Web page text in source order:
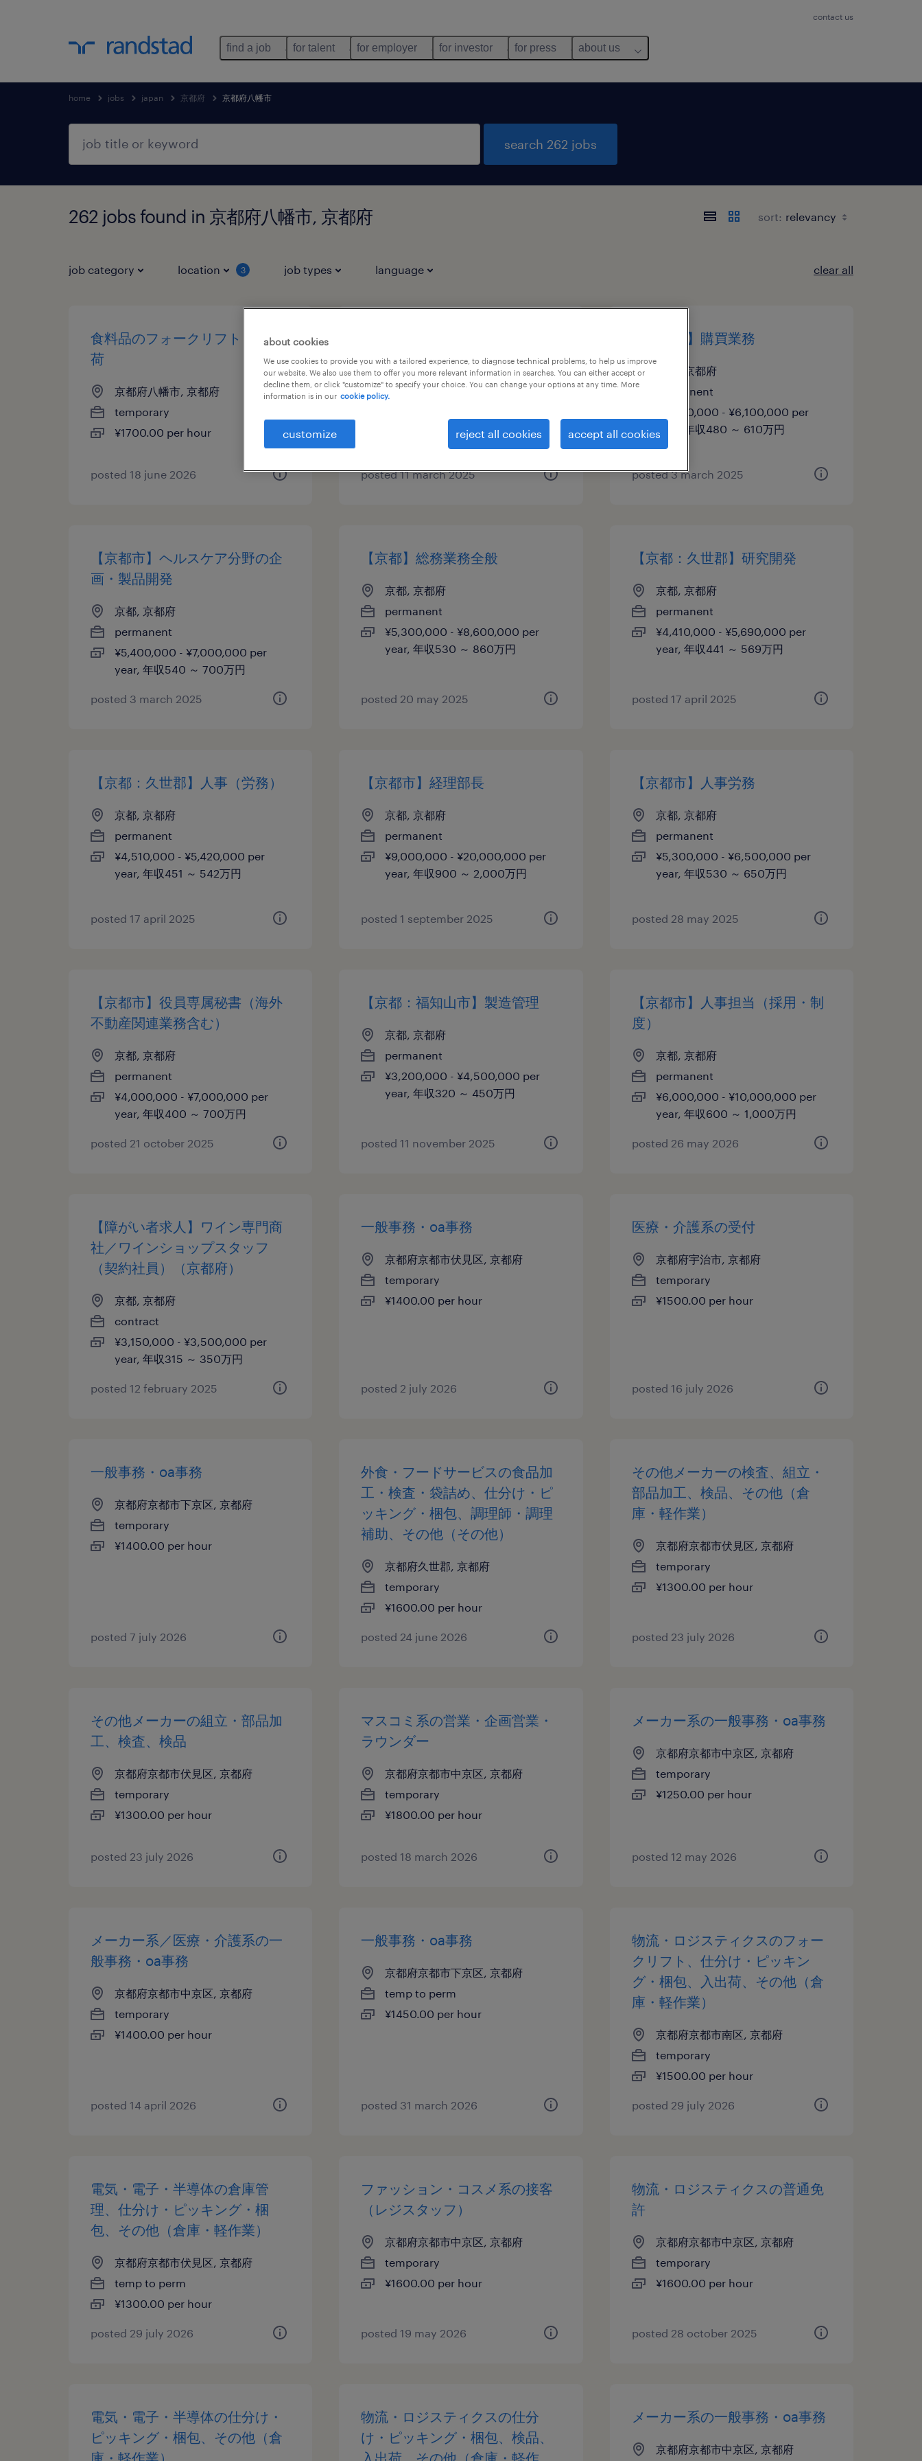
contact us
find a job for talent for employer for investor for press about us
home jobs japan 京都府 京都府八幡市
search 262 jobs
262 jobs found in 京都府八幡市, 京都府 sort:
job category location 3 job types language clear all
食料品のフォークリフト、入出
荷
京都府八幡市, 京都府
temporary
¥1700.00 per hour
posted 18 june 2026
京都, 京都府
permanent
year, 年収420 ～ 535万円
posted 11 march 2025
【京都市】購買業務
京都, 京都府
permanent
¥4,800,000 - ¥6,100,000 per
year, 年収480 ～ 610万円
posted 3 march 2025
【京都市】ヘルスケア分野の企
画・製品開発
京都, 京都府
permanent
¥5,400,000 - ¥7,000,000 per
year, 年収540 ～ 700万円
posted 3 march 2025
【京都】総務業務全般
京都, 京都府
permanent
¥5,300,000 - ¥8,600,000 per
year, 年収530 ～ 860万円
posted 20 may 2025
【京都：久世郡】研究開発
京都, 京都府
permanent
¥4,410,000 - ¥5,690,000 per
year, 年収441 ～ 569万円
posted 17 april 2025
【京都：久世郡】人事（労務）
京都, 京都府
permanent
¥4,510,000 - ¥5,420,000 per
year, 年収451 ～ 542万円
posted 17 april 2025
【京都市】経理部長
京都, 京都府
permanent
¥9,000,000 - ¥20,000,000 per
year, 年収900 ～ 2,000万円
posted 1 september 2025
【京都市】人事労務
京都, 京都府
permanent
¥5,300,000 - ¥6,500,000 per
year, 年収530 ～ 650万円
posted 28 may 2025
【京都市】役員専属秘書（海外
不動産関連業務含む）
京都, 京都府
permanent
¥4,000,000 - ¥7,000,000 per
year, 年収400 ～ 700万円
posted 21 october 2025
【京都：福知山市】製造管理
京都, 京都府
permanent
¥3,200,000 - ¥4,500,000 per
year, 年収320 ～ 450万円
posted 11 november 2025
【京都市】人事担当（採用・制
度）
京都, 京都府
permanent
¥6,000,000 - ¥10,000,000 per
year, 年収600 ～ 1,000万円
posted 26 may 2026
【障がい者求人】ワイン専門商
社／ワインショップスタッフ
（契約社員）（京都府）
京都, 京都府
contract
¥3,150,000 - ¥3,500,000 per
year, 年収315 ～ 350万円
posted 12 february 2025
一般事務・oa事務
京都府京都市伏見区, 京都府
temporary
¥1400.00 per hour
posted 2 july 2026
医療・介護系の受付
京都府宇治市, 京都府
temporary
¥1500.00 per hour
posted 16 july 2026
一般事務・oa事務
京都府京都市下京区, 京都府
temporary
¥1400.00 per hour
posted 7 july 2026
外食・フードサービスの食品加
工・検査・袋詰め、仕分け・ピ
ッキング・梱包、調理師・調理
補助、その他（その他）
京都府久世郡, 京都府
temporary
¥1600.00 per hour
posted 24 june 2026
その他メーカーの検査、組立・
部品加工、検品、その他（倉
庫・軽作業）
京都府京都市伏見区, 京都府
temporary
¥1300.00 per hour
posted 23 july 2026
その他メーカーの組立・部品加
工、検査、検品
京都府京都市伏見区, 京都府
temporary
¥1300.00 per hour
posted 23 july 2026
マスコミ系の営業・企画営業・
ラウンダー
京都府京都市中京区, 京都府
temporary
¥1800.00 per hour
posted 18 march 2026
メーカー系の一般事務・oa事務
京都府京都市中京区, 京都府
temporary
¥1250.00 per hour
posted 12 may 2026
メーカー系／医療・介護系の一
般事務・oa事務
京都府京都市中京区, 京都府
temporary
¥1400.00 per hour
posted 14 april 2026
一般事務・oa事務
京都府京都市下京区, 京都府
temp to perm
¥1450.00 per hour
posted 31 march 2026
物流・ロジスティクスのフォー
クリフト、仕分け・ピッキン
グ・梱包、入出荷、その他（倉
庫・軽作業）
京都府京都市南区, 京都府
temporary
¥1500.00 per hour
posted 29 july 2026
電気・電子・半導体の倉庫管
理、仕分け・ピッキング・梱
包、その他（倉庫・軽作業）
京都府京都市伏見区, 京都府
temp to perm
¥1300.00 per hour
posted 29 july 2026
ファッション・コスメ系の接客
（レジスタッフ）
京都府京都市中京区, 京都府
temporary
¥1600.00 per hour
posted 19 may 2026
物流・ロジスティクスの普通免
許
京都府京都市中京区, 京都府
temporary
¥1600.00 per hour
posted 28 october 2025
電気・電子・半導体の仕分け・
ピッキング・梱包、その他（倉
庫・軽作業）
物流・ロジスティクスの仕分
け・ピッキング・梱包、検品、
入出荷、その他（倉庫・軽作
メーカー系の一般事務・oa事務
京都府京都市中京区, 京都府
about cookies
We use cookies to provide you with a tailored experience, to diagnose technical problems, to help us improve
our website. We also use them to offer you more relevant information in searches. You can either accept or
decline them, or click "customize" to specify your choice. You can change your options at any time. More
information is in our cookie policy.
customize reject all cookies accept all cookies